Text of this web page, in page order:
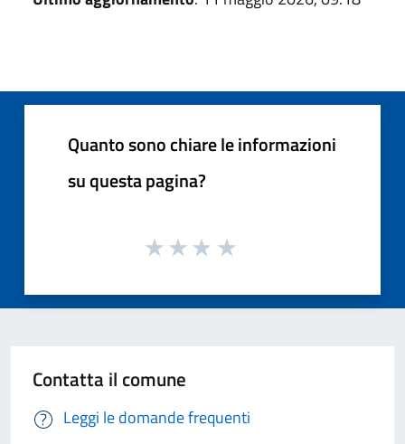
Quanto sono chiare le informazioni
su questa pagina?
Contatta il comune
Leggi le domande frequenti